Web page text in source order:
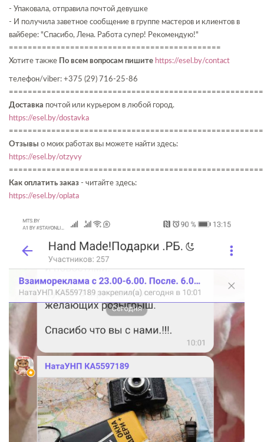
- Упаковала, отправила почтой девушке
- И получила заветное сообщение в группе мастеров и клиентов в
вайбере: "Спасибо, Лена. Работа супер! Рекомендую!"
=============================================
Хотите также По всем вопросам пишите https://esel.by/contact
телефон/viber: +375 (29) 716-25-86
Доставка почтой или курьером в любой город.
https://esel.by/dostavka
Отзывы о моих работах вы можете найти здесь:
https://esel.by/otzyvy
Как оплатить заказ - читайте здесь:
https://esel.by/oplata